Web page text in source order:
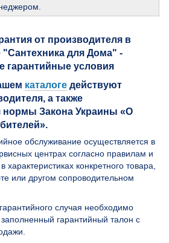
каталоге действуют
а также
нормы Закона Украины «О
обслуживание осуществляется в
центрах согласно правилам и
характеристиках конкретного товара,
или другом сопроводительном
случая необходимо
заполненный гарантийный талон с